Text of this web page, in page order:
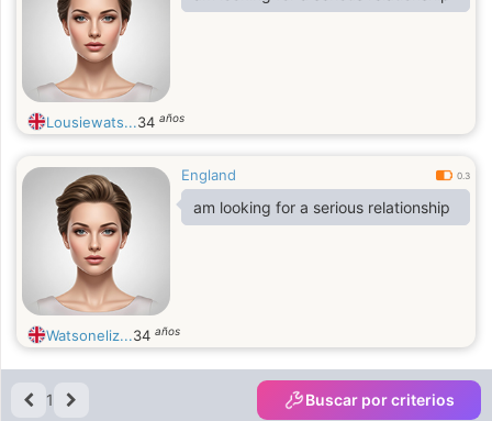
Lousiewats...34 años
England 0.3
am looking for a serious relationship
Watsoneliz...34 años
1 Buscar por criterios